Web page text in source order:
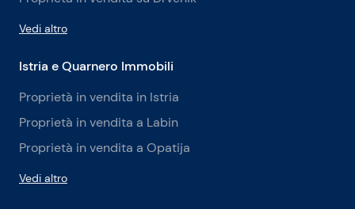
Vedi altro
Istria e Quarnero Immobili
Proprietà in vendita in Istria
Proprietà in vendita a Labin
Proprietà in vendita a Opatija
Vedi altro